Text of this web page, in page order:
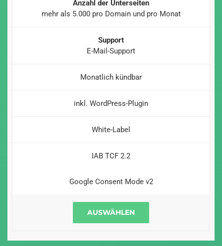
Anzahl der Unterseiten
mehr als 5.000 pro Domain und pro Monat
Support
E-Mail-Support
Monatlich kündbar
inkl. WordPress-Plugin
White-Label
IAB TCF 2.2
Google Consent Mode v2
AUSWÄHLEN